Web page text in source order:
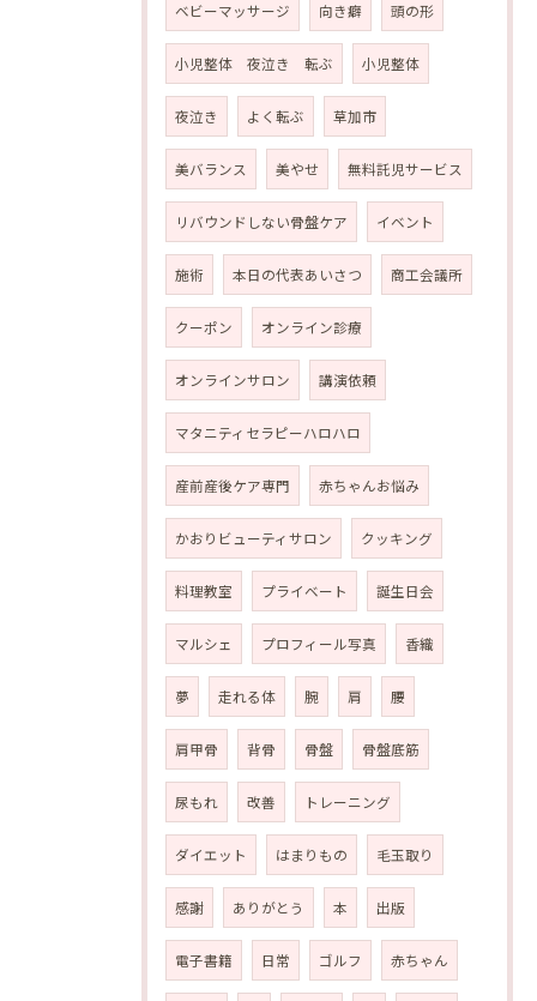
ベビーマッサージ 向き癖 頭の形
小児整体 夜泣き 転ぶ 小児整体
夜泣き よく転ぶ 草加市
美バランス 美やせ 無料託児サービス
リバウンドしない骨盤ケア イベント
施術 本日の代表あいさつ 商工会議所
クーポン オンライン診療
オンラインサロン 講演依頼
マタニティセラピーハロハロ
産前産後ケア専門 赤ちゃんお悩み
かおりビューティサロン クッキング
料理教室 プライベート 誕生日会
マルシェ プロフィール写真 香織
夢 走れる体 腕 肩 腰
肩甲骨 背骨 骨盤 骨盤底筋
尿もれ 改善 トレーニング
ダイエット はまりもの 毛玉取り
感謝 ありがとう 本 出版
電子書籍 日常 ゴルフ 赤ちゃん